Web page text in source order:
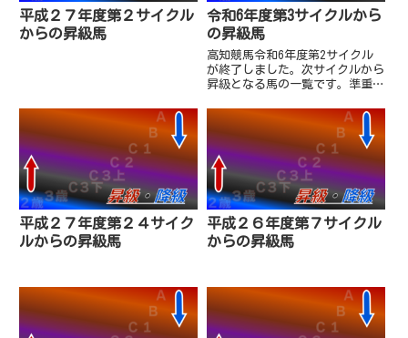
平成２７年度第２サイクル
からの昇級馬
令和6年度第3サイクルから
の昇級馬
高知競馬令和6年度第2サイクル
が終了しました。次サイクルから
昇級となる馬の一覧です。準重賞
ソンテソーロと牝馬準重賞「スピ
カ特別」2着のグレートヒエンが
A級入りとなりました。また、3
歳1組戦2着のダンスショウが
一...
平成２７年度第２４サイク
ルからの昇級馬
平成２６年度第７サイクル
からの昇級馬